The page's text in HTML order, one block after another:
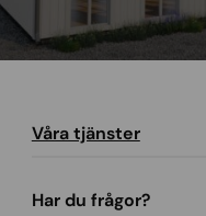
Våra tjänster
Har du frågor?